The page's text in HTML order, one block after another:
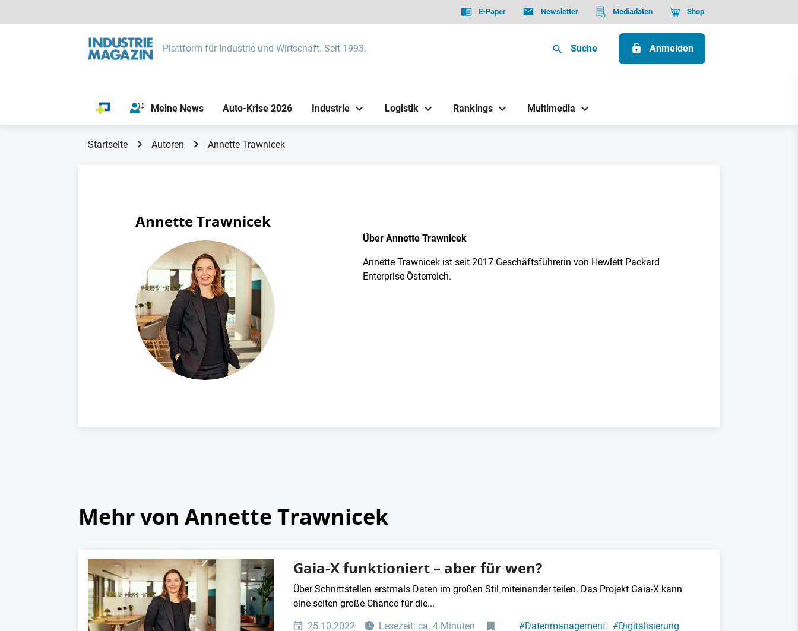
E-Paper Newsletter Mediadaten Shop
Plattform für Industrie und Wirtschaft. Seit 1993. Suche Anmelden
Meine News Auto-Krise 2026 Industrie Logistik Rankings Multimedia
Startseite Autoren Annette Trawnicek
Annette Trawnicek
Über Annette Trawnicek
Annette Trawnicek ist seit 2017 Geschäftsführerin von Hewlett Packard
Enterprise Österreich.
Mehr von Annette Trawnicek
Gaia-X funktioniert – aber für wen?
Über Schnittstellen erstmals Daten im großen Stil miteinander teilen. Das Projekt Gaia-X kann
eine selten große Chance für die...
25.10.2022
Lesezeit: ca. 4 Minuten #Datenmanagement #Digitalisierung